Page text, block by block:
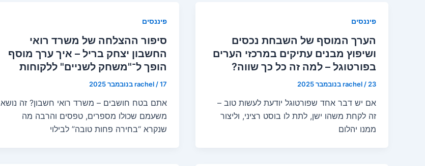
פיננסים
הערך המוסף של השבחת נכסים
ושיפוץ מבנים עתיקים במרכזי הערים
בפורטוגל – למה זה כל כך שווה?
rachel / 23 בנובמבר 2025
אם יש דבר אחד שפורטוגל יודעת לעשות טוב –
זה לקחת משהו ישן, לתת לו בוסט רציני, וליצור
ממנו יהלום
פיננסים
סיפור ההצלחה של משרד רואי
החשבון יצחק בריל – איך ערך מוסף
הופך ל־"משחק לשניים" ללקוחות
rachel /17 בנובמבר 2025
אתם בטח חושבים – משרד רואי חשבון? זה נושא
משעמם שכולו מספרים, טפסים והרבה מה
שנקרא “בחירה פחות טובה” לבילוי